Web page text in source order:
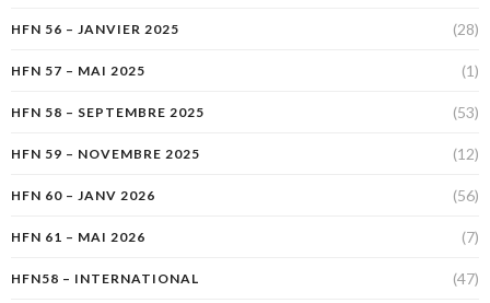
HFN 56 – JANVIER 2025 (28)
HFN 57 – MAI 2025 (1)
HFN 58 – SEPTEMBRE 2025 (53)
HFN 59 – NOVEMBRE 2025 (12)
HFN 60 – JANV 2026 (56)
HFN 61 – MAI 2026 (7)
HFN58 – INTERNATIONAL (47)